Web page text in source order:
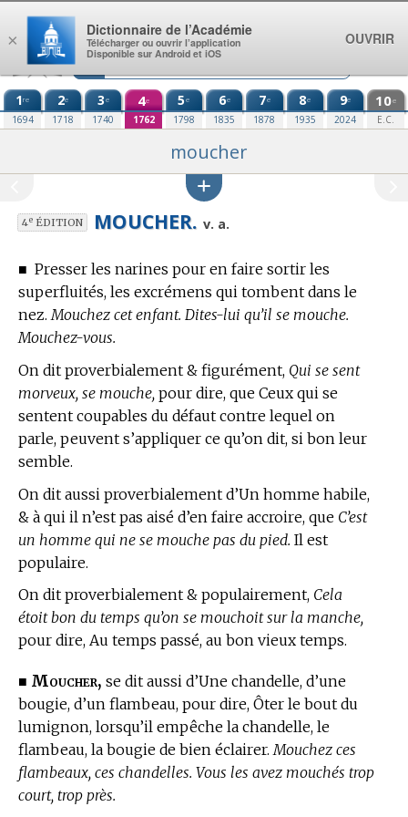
Aller au contenu
1re
1694
2e
1718
3e
1740
4e
1762
5e
1798
6e
1835
7e
1878
8e
1935
9e
2024
10e
E.C.
moucher
4eÉDITION MOUCHER. v. a.
■ Presser les narines pour en faire sortir les
superfluités, les excrémens qui tombent dans le
nez. Mouchez cet enfant. Dites-lui qu’il se mouche.
Mouchez-vous.
On dit proverbialement & figurément, Qui se sent
morveux, se mouche, pour dire, que Ceux qui se
sentent coupables du défaut contre lequel on
parle, peuvent s’appliquer ce qu’on dit, si bon leur
semble.
On dit aussi proverbialement d’Un homme habile,
& à qui il n’est pas aisé d’en faire accroire, que C’est
un homme qui ne se mouche pas du pied. Il est
populaire.
On dit proverbialement & populairement, Cela
étoit bon du temps qu’on se mouchoit sur la manche,
pour dire, Au temps passé, au bon vieux temps.
■ Moucher, se dit aussi d’Une chandelle, d’une
bougie, d’un flambeau, pour dire, Ôter le bout du
lumignon, lorsqu’il empêche la chandelle, le
flambeau, la bougie de bien éclairer.Mouchez ces
flambeaux, ces chandelles. Vous les avez mouchés trop
court, trop près.
×
Dictionnaire de l’Académie
Télécharger ou ouvrir l’application
Disponible sur Android et iOS
OUVRIR